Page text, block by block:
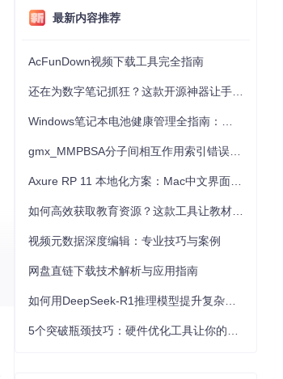
最新内容推荐
AcFunDown视频下载工具完全指南
视频元数据深度编辑：专业技巧与案例
网盘直链下载技术解析与应用指南